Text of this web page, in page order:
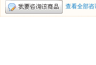
查看全部咨